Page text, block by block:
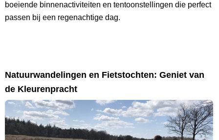
boeiende binnenactiviteiten en tentoonstellingen die perfect
passen bij een regenachtige dag.
Natuurwandelingen en Fietstochten: Geniet van
de Kleurenpracht